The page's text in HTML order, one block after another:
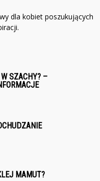
dla kobiet poszukujących
SZACHY? –
MAMUT?